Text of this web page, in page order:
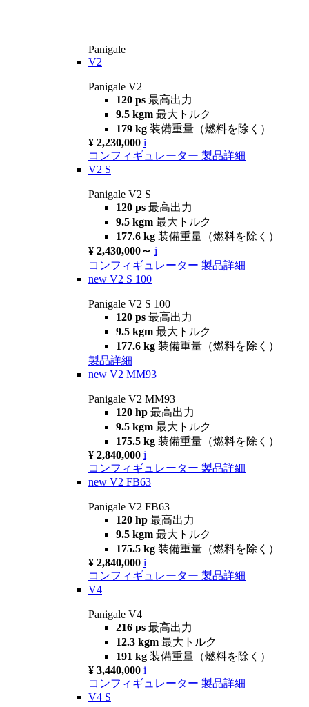
Panigale
V2
Panigale V2
120 ps 最高出力
9.5 kgm 最大トルク
179 kg 装備重量（燃料を除く）
¥ 2,230,000 i
コンフィギュレーター 製品詳細
V2 S
Panigale V2 S
120 ps 最高出力
9.5 kgm 最大トルク
177.6 kg 装備重量（燃料を除く）
¥ 2,430,000～ i
コンフィギュレーター 製品詳細
new V2 S 100
Panigale V2 S 100
120 ps 最高出力
9.5 kgm 最大トルク
177.6 kg 装備重量（燃料を除く）
製品詳細
new V2 MM93
Panigale V2 MM93
120 hp 最高出力
9.5 kgm 最大トルク
175.5 kg 装備重量（燃料を除く）
¥ 2,840,000 i
コンフィギュレーター 製品詳細
new V2 FB63
Panigale V2 FB63
120 hp 最高出力
9.5 kgm 最大トルク
175.5 kg 装備重量（燃料を除く）
¥ 2,840,000 i
コンフィギュレーター 製品詳細
V4
Panigale V4
216 ps 最高出力
12.3 kgm 最大トルク
191 kg 装備重量（燃料を除く）
¥ 3,440,000 i
コンフィギュレーター 製品詳細
V4 S